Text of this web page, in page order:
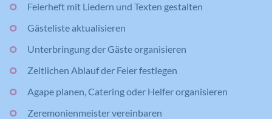
Feierheft mit Liedern und Texten gestalten
Gästeliste aktualisieren
Unterbringung der Gäste organisieren
Zeitlichen Ablauf der Feier festlegen
Agape planen, Catering oder Helfer organisieren
Zeremonienmeister vereinbaren